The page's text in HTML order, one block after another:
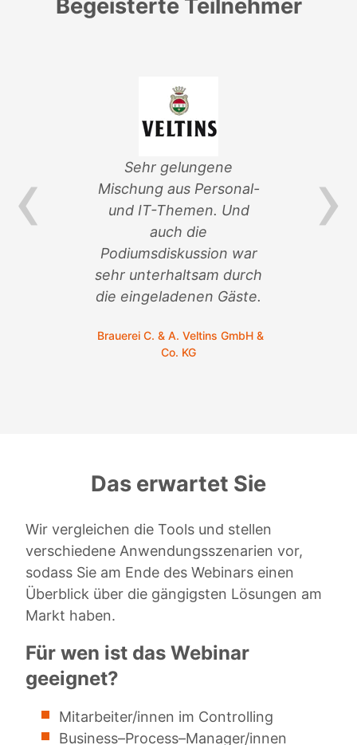
Begeisterte Teilnehmer
‹
Sehr gelungene
Mischung aus Personal-
und IT-Themen. Und
auch die
Podiumsdiskussion war
sehr unterhaltsam durch
die eingeladenen Gäste.
Brauerei C. & A. Veltins GmbH &
an der
›
Das erwartet Sie
Wir vergleichen die Tools und stellen
verschiedene Anwendungsszenarien vor,
sodass Sie am Ende des Webinars einen
Überblick über die gängigsten Lösungen am
Markt haben.
Für wen ist das Webinar
geeignet?
Mitarbeiter/innen im Controlling
Business–Process–Manager/innen